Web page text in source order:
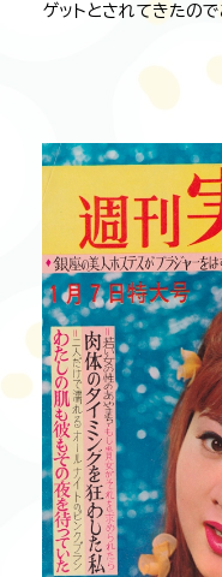
ゲットとされてきたので